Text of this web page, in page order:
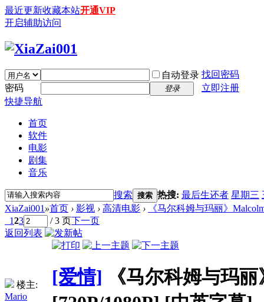
最近更新收藏本站开通VIP
开启辅助访问
自动登录 找回密码
密码
登录
立即注册
快捷导航
首页
软件
电影
剧集
音乐
搜索 搜索 热搜: 最后生还者 星期三
XiaZai001 »首页 › 影视 › 高清电影 ›
《马尔科姆与玛丽》
123 / 3 页下一页
返回列表
楼主:
Mario
[爱情]
《马尔科姆与玛